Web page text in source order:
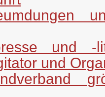
und -
und